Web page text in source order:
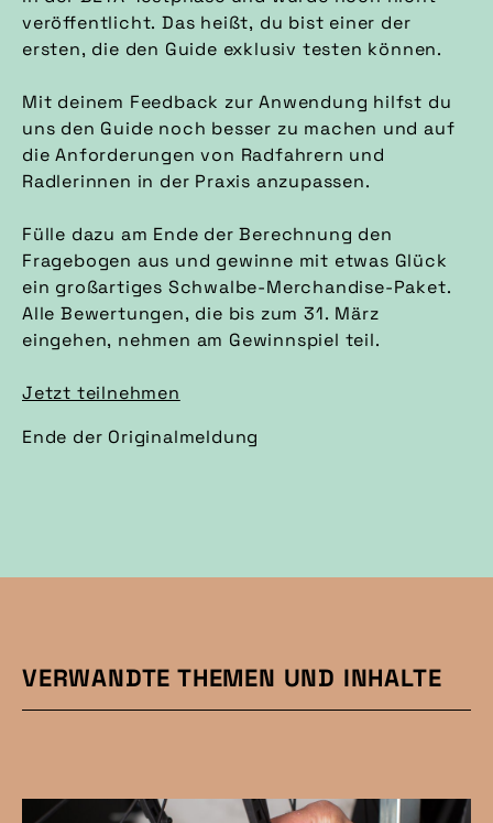
veröffentlicht. Das heißt, du bist einer der
ersten, die den Guide exklusiv testen können.
Mit deinem Feedback zur Anwendung hilfst du
uns den Guide noch besser zu machen und auf
die Anforderungen von Radfahrern und
Radlerinnen in der Praxis anzupassen.
Fülle dazu am Ende der Berechnung den
Fragebogen aus und gewinne mit etwas Glück
ein großartiges Schwalbe-Merchandise-Paket.
Alle Bewertungen, die bis zum 31. März
eingehen, nehmen am Gewinnspiel teil.
Jetzt teilnehmen
Ende der Originalmeldung
VERWANDTE THEMEN UND INHALTE